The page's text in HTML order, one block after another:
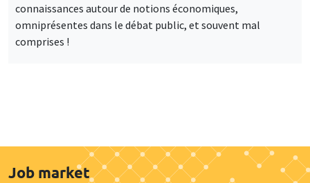
connaissances autour de notions économiques,
omniprésentes dans le débat public, et souvent mal
comprises !
Job market